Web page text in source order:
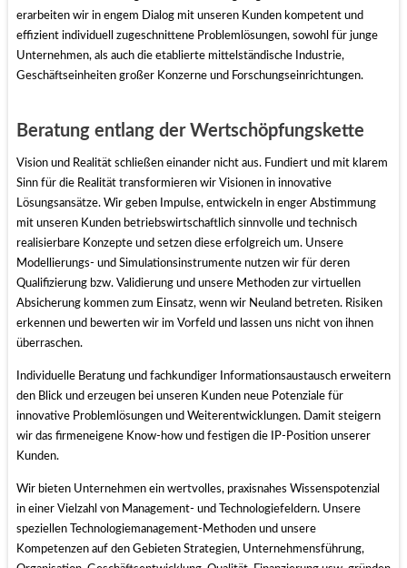
erarbeiten wir in engem Dialog mit unseren Kunden kompetent und
effizient individuell zugeschnittene Problemlösungen, sowohl für junge
Unternehmen, als auch die etablierte mittelständische Industrie,
Geschäftseinheiten großer Konzerne und Forschungseinrichtungen.
Beratung entlang der Wertschöpfungskette
Vision und Realität schließen einander nicht aus. Fundiert und mit klarem
Sinn für die Realität transformieren wir Visionen in innovative
Lösungsansätze. Wir geben Impulse, entwickeln in enger Abstimmung
mit unseren Kunden betriebswirtschaftlich sinnvolle und technisch
realisierbare Konzepte und setzen diese erfolgreich um. Unsere
Modellierungs- und Simulationsinstrumente nutzen wir für deren
Qualifizierung bzw. Validierung und unsere Methoden zur virtuellen
Absicherung kommen zum Einsatz, wenn wir Neuland betreten. Risiken
erkennen und bewerten wir im Vorfeld und lassen uns nicht von ihnen
überraschen.
Individuelle Beratung und fachkundiger Informationsaustausch erweitern
den Blick und erzeugen bei unseren Kunden neue Potenziale für
innovative Problemlösungen und Weiterentwicklungen. Damit steigern
wir das firmeneigene Know-how und festigen die IP-Position unserer
Kunden.
Wir bieten Unternehmen ein wertvolles, praxisnahes Wissenspotenzial
in einer Vielzahl von Management- und Technologiefeldern. Unsere
speziellen Technologiemanagement-Methoden und unsere
Kompetenzen auf den Gebieten Strategien, Unternehmensführung,